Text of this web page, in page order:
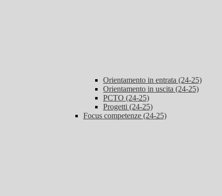
Orientamento in entrata (24-25)
Orientamento in uscita (24-25)
PCTO (24-25)
Progetti (24-25)
Focus competenze (24-25)